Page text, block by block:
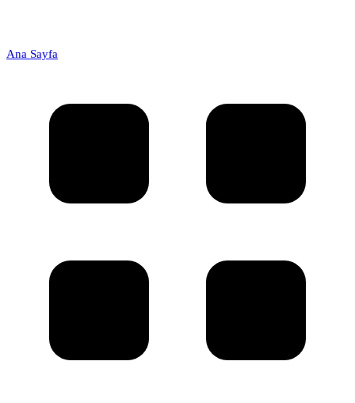
Ana Sayfa